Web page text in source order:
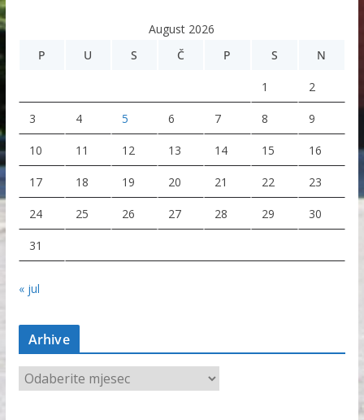
August 2026
P
U S Č P S N
1 2
3 4 5 6 7 8 9
10 11 12 13 14 15 16
17 18 19 20 21 22 23
24 25 26 27 28 29 30
31
« jul
Arhive
A